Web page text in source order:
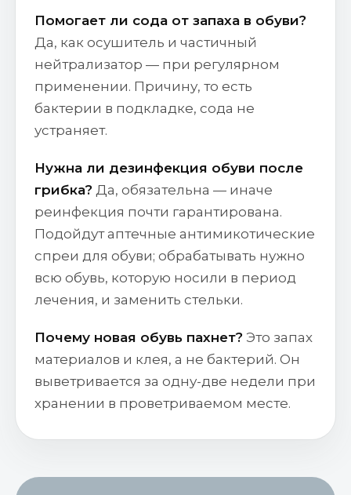
Помогает ли сода от запаха в обуви?
Да, как осушитель и частичный
нейтрализатор — при регулярном
применении. Причину, то есть
бактерии в подкладке, сода не
устраняет.
Нужна ли дезинфекция обуви после
грибка? Да, обязательна — иначе
реинфекция почти гарантирована.
Подойдут аптечные антимикотические
спреи для обуви; обрабатывать нужно
всю обувь, которую носили в период
лечения, и заменить стельки.
Почему новая обувь пахнет? Это запах
материалов и клея, а не бактерий. Он
выветривается за одну-две недели при
хранении в проветриваемом месте.